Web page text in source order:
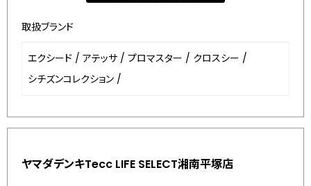
取扱ブランド
エクシード / アテッサ / プロマスター / クロスシー /
シチズンコレクション /
ヤマダデンキTecc LIFE SELECT湘南平塚店